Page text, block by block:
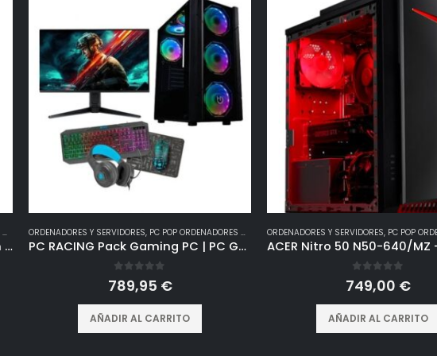
VolttierPC – Pc Gaming AMD Ryzen 7 5700G 8×4.6Ghz | Radeon Vega 8 | 32GB DDR4 | 1TB SSD M.2 NVMe | WiFi | Windows 11 | Ordenador de Sobremesa | Pc Gamer
ORDENADORES Y SERVIDORES, PC POP ORDENADORES GAMING
PC RACING Pack Gaming PC | PC Gaming Completo | Intel Core i5-10400F/16GB/1TB SSD/GTX1650 + Pantalla 24″ FullHD + Combo Gam, Windows 11 Home
out of 5
789,95 €
AÑADIR AL CARRITO
ORDENADORES Y SERVIDORES, PC POP
out of 5
749,00 €
AÑADIR AL CARRITO